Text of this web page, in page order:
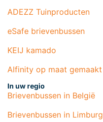
ADEZZ Tuinproducten
eSafe brievenbussen
KEIJ kamado
Alfinity op maat gemaakt
In uw regio
Brievenbussen in België
Brievenbussen in Limburg